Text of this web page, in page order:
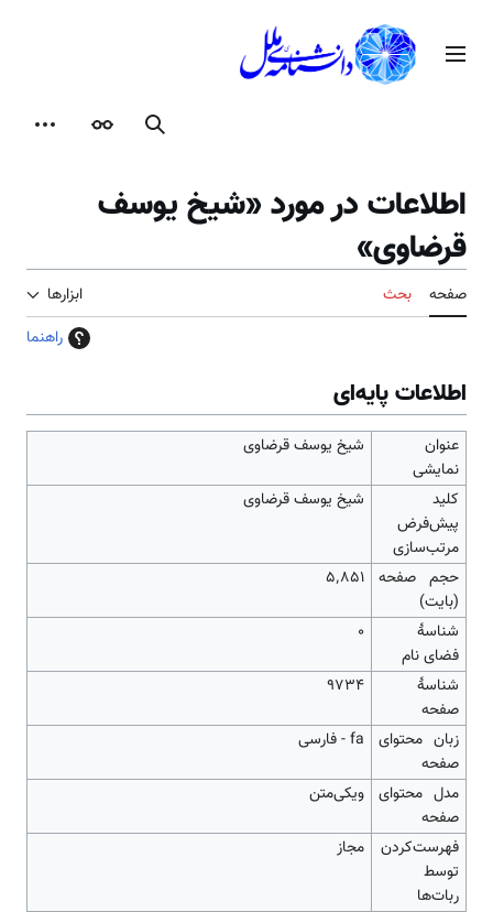
محتوامنوی اصلی
جستجوظاهر
اطلاعات در مورد «شیخ یوسف
قرضاوی»
صفحه بحث
ابزارها
راهنما
اطلاعات پایه‌ای
عنوان
نمایشی
شیخ یوسف قرضاوی
کلید
پیش‌فرض
مرتب‌سازی
شیخ یوسف قرضاوی
حجم صفحه
(بایت)
۵٬۸۵۱
شناسهٔ
فضای نام
0
شناسهٔ
صفحه
9734
زبان محتوای
صفحه
fa - فارسی
مدل محتوای
صفحه
ویکی‌متن
‌فهرست‌کردن
توسط
ربات‌ها
مجاز